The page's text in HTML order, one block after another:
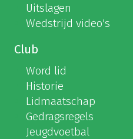
Uitslagen
Wedstrijd video's
Club
Word lid
Historie
Lidmaatschap
Gedragsregels
Jeugdvoetbal